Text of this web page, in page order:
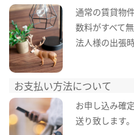
通常の賃貸物
数料がすべて
法人様の出張
お支払い方法について
お申し込み確
送り致します。